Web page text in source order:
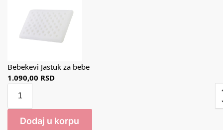
Bebekevi Jastuk za bebe
1.090,00 RSD
Dodaj u korpu